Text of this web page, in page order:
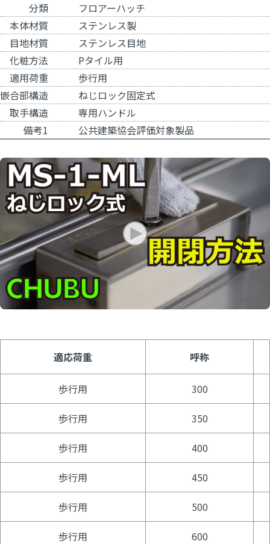
分類
フロアーハッチ
本体材質
ステンレス製
目地材質
ステンレス目地
化粧方法
Pタイル用
適用荷重
歩行用
嵌合部構造
ねじロック固定式
取手構造
専用ハンドル
備考1
公共建築協会評価対象製品
適応荷重 呼称
歩行用 300
歩行用 350
歩行用 400
歩行用 450
歩行用 500
歩行用 600